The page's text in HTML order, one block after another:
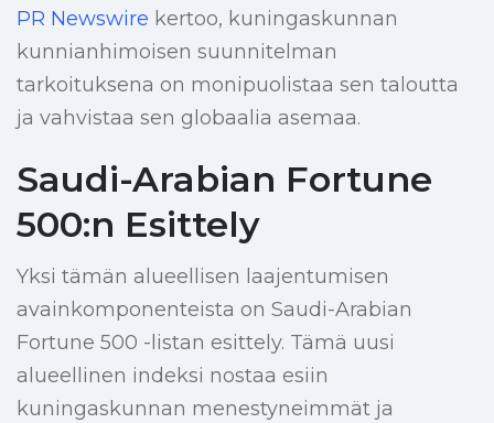
PR Newswire kertoo, kuningaskunnan
kunnianhimoisen suunnitelman
tarkoituksena on monipuolistaa sen taloutta
ja vahvistaa sen globaalia asemaa.
Saudi-Arabian Fortune
500:n Esittely
Yksi tämän alueellisen laajentumisen
avainkomponenteista on Saudi-Arabian
Fortune 500 -listan esittely. Tämä uusi
alueellinen indeksi nostaa esiin
kuningaskunnan menestyneimmät ja